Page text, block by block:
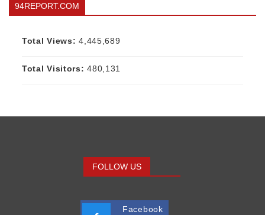
94REPORT.COM
Total Views:4,445,689
Total Visitors:480,131
FOLLOW US
Facebook